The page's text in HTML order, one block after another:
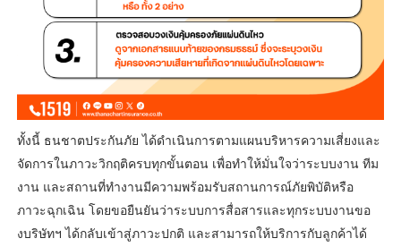
ทั้งนี้ ธนชาตประกันภัย ได้ดำเนินการตามแผนบริหารความเสี่ยงและ
จัดการในภาวะวิกฤติครบทุกขั้นตอน เพื่อทำให้มั่นใจว่าระบบงาน ทีม
งาน และสถานที่ทำงานมีความพร้อมรับสถานการณ์ภัยพิบัติหรือ
ภาวะฉุกเฉิน โดยขอยืนยันว่าระบบการสื่อสารและทุกระบบงานขอ
งบริษัทฯ ได้กลับเข้าสู่ภาวะปกติ และสามารถให้บริการกับลูกค้าได้